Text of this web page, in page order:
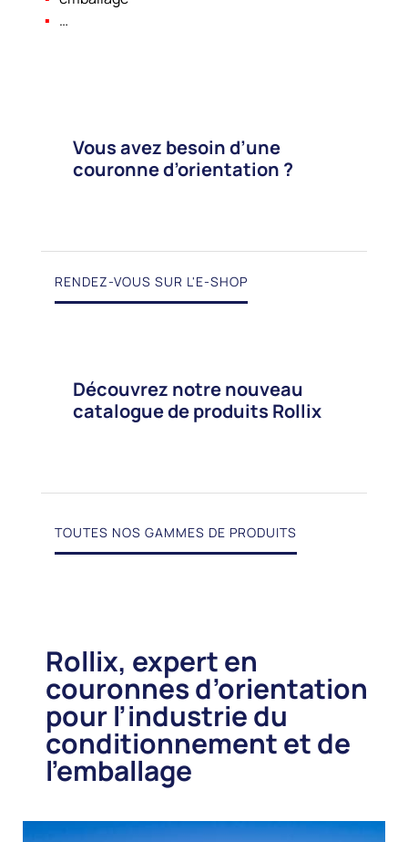
…
Vous avez besoin d’une
couronne d’orientation ?
RENDEZ-VOUS SUR L'E-SHOP
Découvrez notre nouveau
catalogue de produits Rollix
TOUTES NOS GAMMES DE PRODUITS
Rollix, expert en
couronnes d’orientation
pour l’industrie du
conditionnement et de
l’emballage